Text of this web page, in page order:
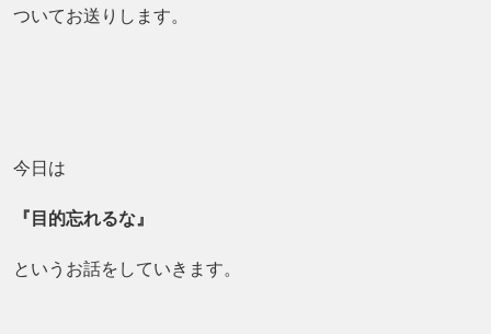
ついてお送りします。
今日は
『目的忘れるな 』
というお話をしていきます。